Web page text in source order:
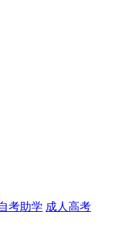
考助学 成人高考